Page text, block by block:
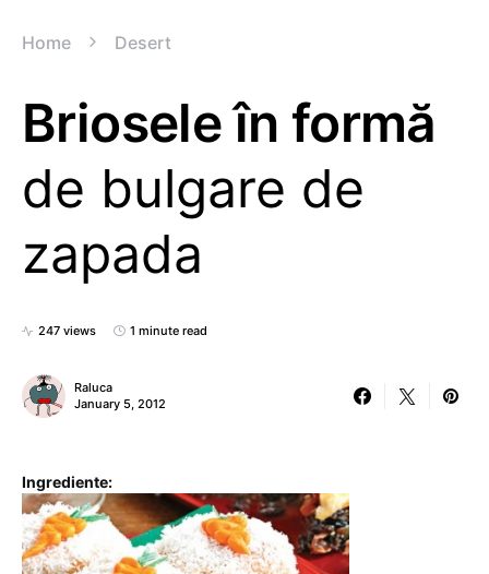
Home Desert
Briosele în formă
de bulgare de
zapada
247 views 1 minute read
Raluca
January 5, 2012
Ingrediente: